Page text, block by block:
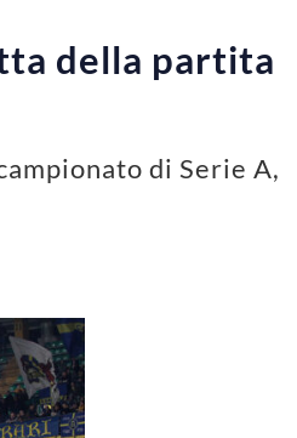
della partita
di Serie A,